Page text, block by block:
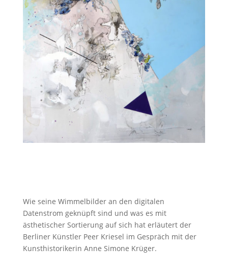
Wie seine Wimmelbilder an den digitalen
Datenstrom geknüpft sind und was es mit
ästhetischer Sortierung auf sich hat erläutert der
Berliner Künstler Peer Kriesel im Gespräch mit der
Kunsthistorikerin Anne Simone Krüger.